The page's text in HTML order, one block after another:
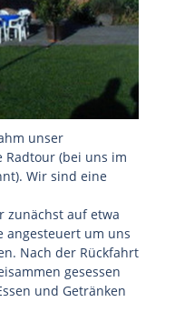
unser
Radtour (bei uns im
Wir sind eine
zunächst auf etwa
angesteuert um uns
Nach der Rückfahrt
gesessen
und Getränken